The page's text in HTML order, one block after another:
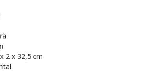
2 x 32,5 cm